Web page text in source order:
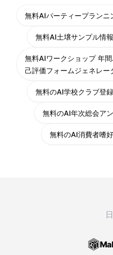
無料AIパーティープランニ
無料AI土壌サンプル情
無料AIワークショップ 年
己評価フォームジェネレー
無料のAI学校クラブ登
無料のAI年次総会ア
無料のAI消費者嗜
言